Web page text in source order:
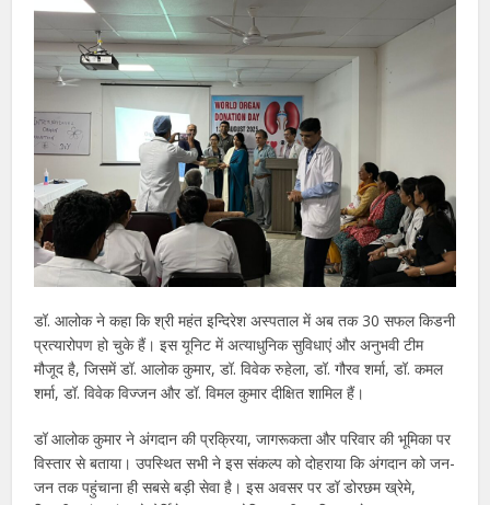
डॉ. आलोक ने कहा कि श्री महंत इन्दिरेश अस्पताल में अब तक 30 सफल किडनी
प्रत्यारोपण हो चुके हैं। इस यूनिट में अत्याधुनिक सुविधाएं और अनुभवी टीम
मौजूद है, जिसमें डॉ. आलोक कुमार, डॉ. विवेक रुहेला, डॉ. गौरव शर्मा, डॉ. कमल
शर्मा, डॉ. विवेक विज्जन और डॉ. विमल कुमार दीक्षित शामिल हैं।
डॉ आलोक कुमार ने अंगदान की प्रक्रिया, जागरूकता और परिवार की भूमिका पर
विस्तार से बताया। उपस्थित सभी ने इस संकल्प को दोहराया कि अंगदान को जन-
जन तक पहुंचाना ही सबसे बड़ी सेवा है। इस अवसर पर डॉ डोरछम ख्रेमे,